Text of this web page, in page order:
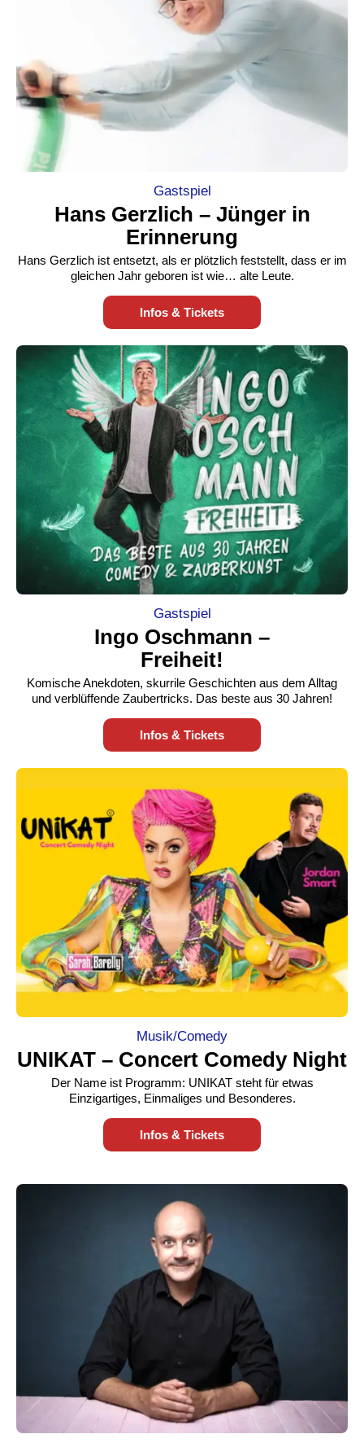
Gastspiel
Hans Gerzlich – Jünger in
Erinnerung
Hans Gerzlich ist entsetzt, als er plötzlich feststellt, dass er im
gleichen Jahr geboren ist wie… alte Leute.
Infos & Tickets
Gastspiel
Ingo Oschmann –
Freiheit!
Komische Anekdoten, skurrile Geschichten aus dem Alltag
und verblüffende Zaubertricks. Das beste aus 30 Jahren!
Infos & Tickets
Musik/Comedy
UNIKAT – Concert Comedy Night
Der Name ist Programm: UNIKAT steht für etwas
Einzigartiges, Einmaliges und Besonderes.
Infos & Tickets